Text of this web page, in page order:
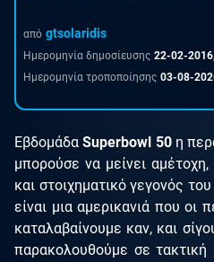
από gtsolaridis
Ημερομηνία δημοσίευσης 22-02-
Ημερομηνία τροποποίησης 03-08-
ΕβδομάδαSuperbowl 50η
μπορούσε να μείνει
και στοιχηματικό γεγονός
είναι μια αμερικανιά που οι
καταλαβαίνουμε καν, και
παρακολουθούμε σε